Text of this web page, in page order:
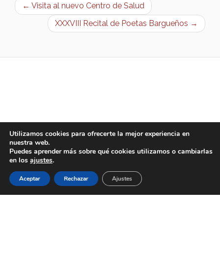
← Visita al nuevo Centro de Salud
XXXVIII Recital de Poetas Bargueños →
Utilizamos cookies para ofrecerte la mejor experiencia en
nuestra web.
Puedes aprender más sobre qué cookies utilizamos o cambiarlas
en los ajustes.
Aceptar Rechazar Ajustes